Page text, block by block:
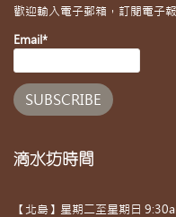
歡迎輸入電子郵箱，訂閱電子
Email*
滴水坊時間
【北島】星期二至星期日